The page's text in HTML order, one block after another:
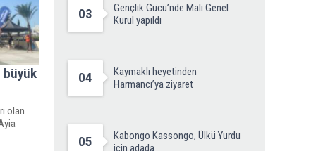
büyük
olan
03
Gençlik Gücü’nde Mali Genel
Kurul yapıldı
04
Kaymaklı heyetinden
Harmancı’ya ziyaret
05
Kabongo Kassongo, Ülkü Yurdu
için adada